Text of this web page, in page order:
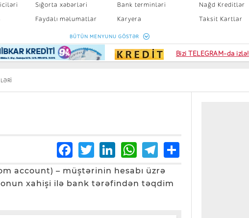
Sığorta xəbərləri
Faydalı məlumatlar
Sığorta kalkulyatoru
Bank terminləri
Karyera
Peşakar inkişaf
Nağd Kreditlər
Taksit Kartlar
Kart sifarişi
BÜTÜN MENYUNU GÖSTƏR
Bizi TELEGRAM-da izlə!
Facebook
TwitterLinkedIn
WhatsApp
Telegram
Share
account) – müştərinin hesabı üzrə
xahişi ilə bank tərəfindən təqdim